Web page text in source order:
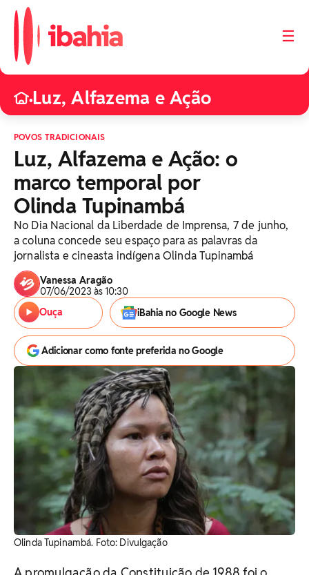
☰
•Luz, Alfazema e Ação
POVOS TRADICIONAIS
Luz, Alfazema e Ação: o
marco temporal por
Olinda Tupinambá
No Dia Nacional da Liberdade de Imprensa, 7 de junho,
a coluna concede seu espaço para as palavras da
jornalista e cineasta indígena Olinda Tupinambá
Vanessa Aragão
07/06/2023 às 10:30
Ouça
iBahia no Google News
Adicionar como fonte preferida no Google
Olinda Tupinambá. Foto: Divulgação